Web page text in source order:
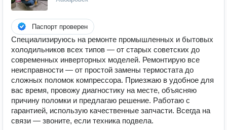
Паспорт проверен
Специализируюсь на ремонте промышленных и бытовых
холодильников всех типов — от старых советских до
современных инверторных моделей. Ремонтирую все
неисправности — от простой замены термостата до
сложных поломок компрессора. Приезжаю в удобное для
вас время, провожу диагностику на месте, объясняю
причину поломки и предлагаю решение. Работаю с
гарантией, использую качественные запчасти. Всегда на
связи — звоните, если техника подвела.